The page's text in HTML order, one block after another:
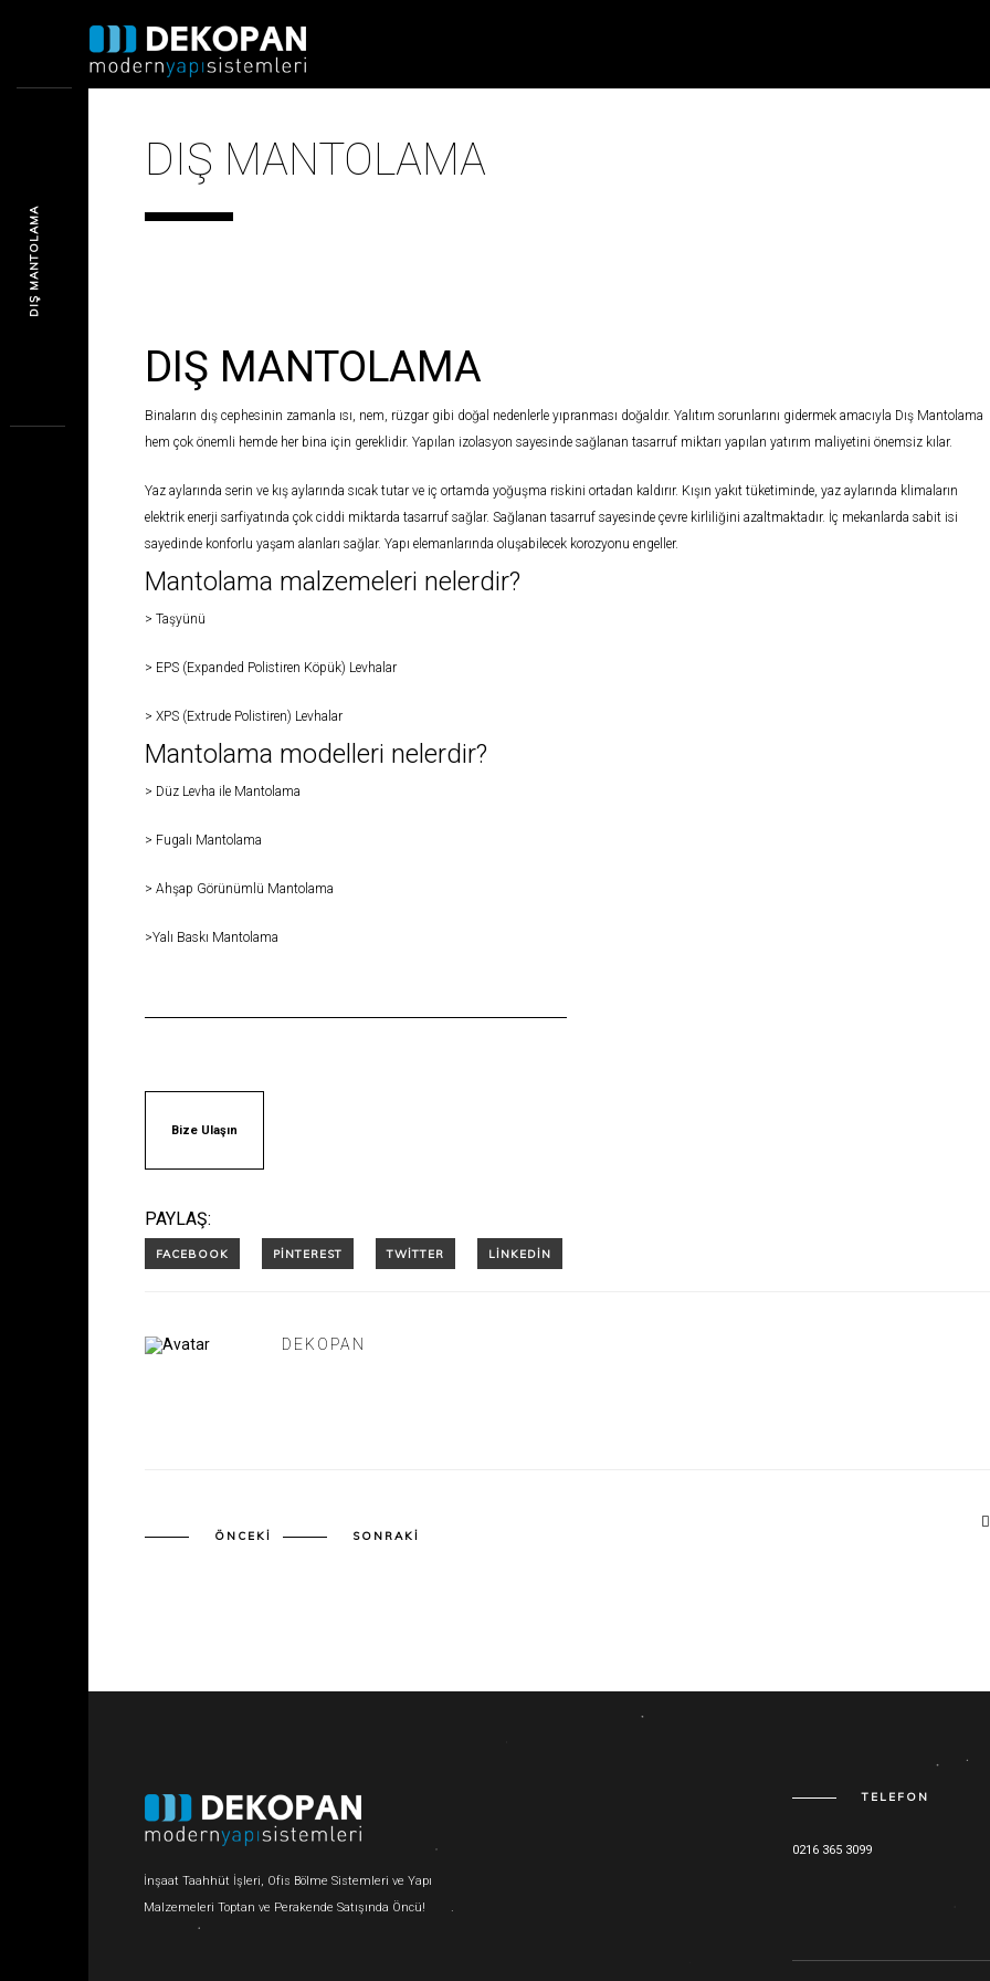
DIŞ MANTOLAMA
DIŞ MANTOLAMA
Binaların dış cephesinin zamanla ısı, nem, rüzgar gibi doğal nedenlerle yıpranması doğaldır. Yalıtım sorunlarını gidermek amacıyla Dış Mantolama
hem çok önemli hemde her bina için gereklidir. Yapılan izolasyon sayesinde sağlanan tasarruf miktarı yapılan yatırım maliyetini önemsiz kılar.
Yaz aylarında serin ve kış aylarında sıcak tutar ve iç ortamda yoğuşma riskini ortadan kaldırır. Kışın yakıt tüketiminde, yaz aylarında klimaların
elektrik enerji sarfiyatında çok ciddi miktarda tasarruf sağlar. Sağlanan tasarruf sayesinde çevre kirliliğini azaltmaktadır. İç mekanlarda sabit isi
sayedinde konforlu yaşam alanları sağlar. Yapı elemanlarında oluşabilecek korozyonu engeller.
Mantolama malzemeleri nelerdir?
> Taşyünü
> EPS (Expanded Polistiren Köpük) Levhalar
> XPS (Extrude Polistiren) Levhalar
Mantolama modelleri nelerdir?
> Düz Levha ile Mantolama
> Fugalı Mantolama
> Ahşap Görünümlü Mantolama
>Yalı Baskı Mantolama
Bize Ulaşın
PAYLAŞ:
DEKOPAN
ÖNCEKI SONRAKI
İnşaat Taahhüt İşleri, Ofis Bölme Sistemleri ve Yapı
Malzemeleri Toptan ve Perakende Satışında Öncü!
TELEFON
0216 365 3099
DIŞ MANTOLAMA